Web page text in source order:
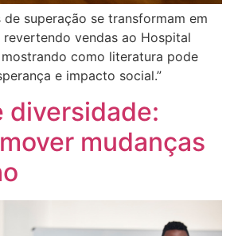
de superação se transformam em
vendas ao Hospital
como literatura pode
e impacto social.”
diversidade:
mudanças